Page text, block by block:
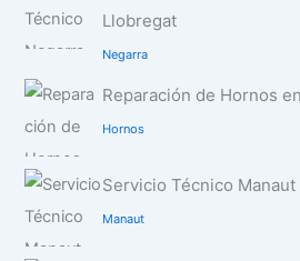
Llobregat
Negarra
Reparación de Hornos
Hornos
Servicio Técnico
Manaut